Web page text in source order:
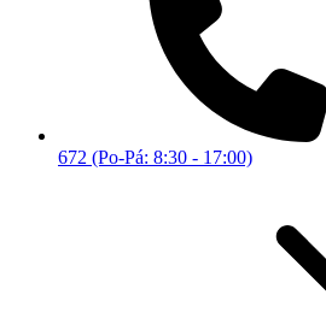
672 (Po-Pá: 8:30 - 17:00)